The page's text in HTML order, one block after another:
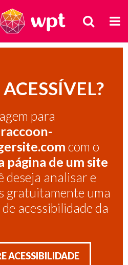
BUSCA
para
com o
página de um site
deseja analisar e
gratuitamente uma
acessibilidade da
ACESSIBILIDADE